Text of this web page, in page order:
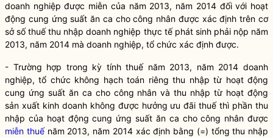
doanh nghiệp được miễn của năm 2013, năm 2014 đối với hoạt
động cung ứng suất ăn ca cho công nhân được xác định trên cơ
sở số thuế thu nhập doanh nghiệp thực tế phát sinh phải nộp năm
2013, năm 2014 mà doanh nghiệp, tổ chức xác định được.
- Trường hợp trong kỳ tính thuế năm 2013, năm 2014 doanh
nghiệp, tổ chức không hạch toán riêng thu nhập từ hoạt động
cung ứng suất ăn ca cho công nhân và thu nhập từ hoạt động
sản xuất kinh doanh không được hưởng ưu đãi thuế thì phần thu
nhập của hoạt động cung ứng suất ăn ca cho công nhân được
miễn thuếnăm 2013, năm 2014 xác định bằng (=) tổng thu nhập